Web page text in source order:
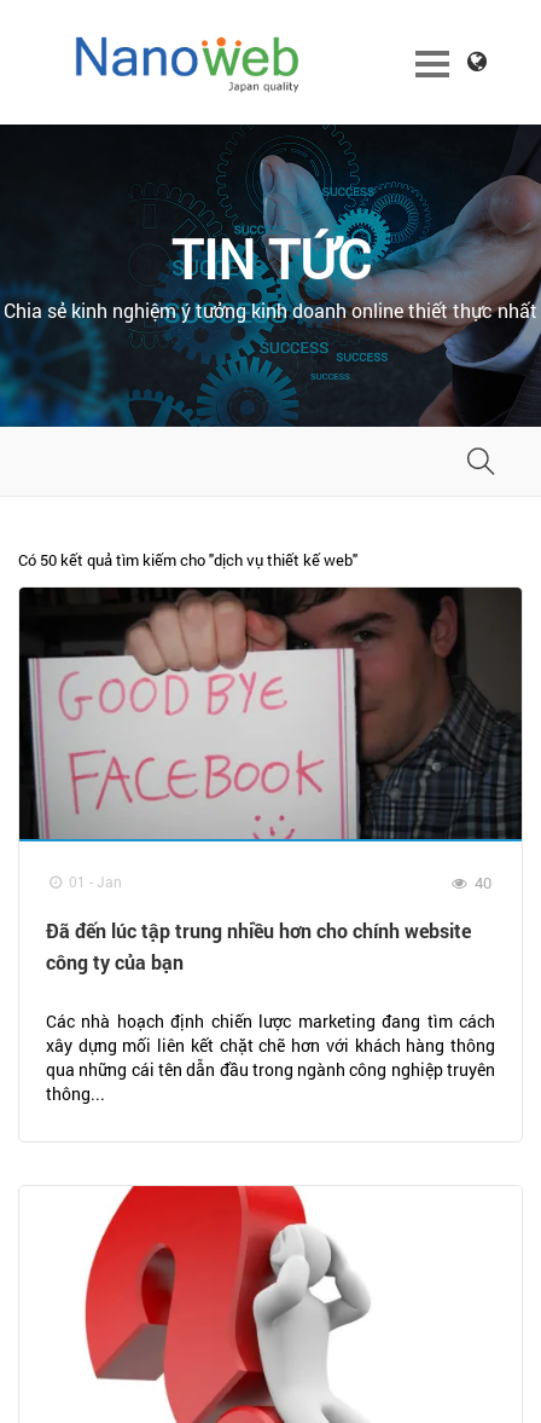
TIN TỨC
Chia sẻ kinh nghiệm ý tưởng kinh doanh online thiết thực nhất
Có 50 kết quả tìm kiếm cho "dịch vụ thiết kế web"
01 - Jan 40
Đã đến lúc tập trung nhiều hơn cho chính website
công ty của bạn
Các nhà hoạch định chiến lược marketing đang tìm cách
xây dựng mối liên kết chặt chẽ hơn với khách hàng thông
qua những cái tên dẫn đầu trong ngành công nghiệp truyên
thông...